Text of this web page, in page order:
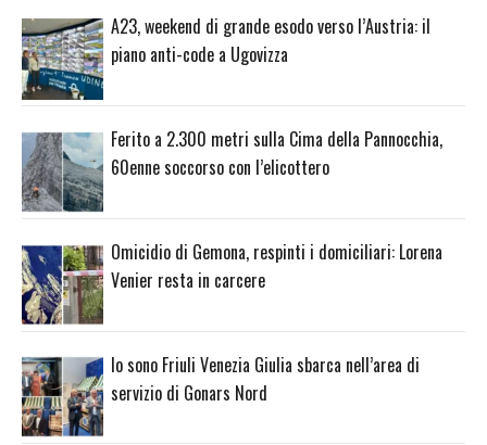
A23, weekend di grande esodo verso l’Austria: il
piano anti-code a Ugovizza
Ferito a 2.300 metri sulla Cima della Pannocchia,
60enne soccorso con l’elicottero
Omicidio di Gemona, respinti i domiciliari: Lorena
Venier resta in carcere
Io sono Friuli Venezia Giulia sbarca nell’area di
servizio di Gonars Nord